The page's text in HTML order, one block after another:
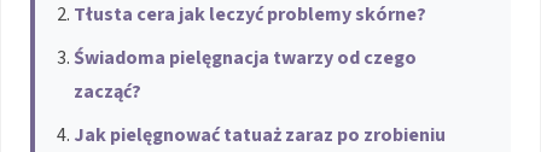
Tłusta cera jak leczyć problemy skórne?
Świadoma pielęgnacja twarzy od czego
zacząć?
Jak pielęgnować tatuaż zaraz po zrobieniu